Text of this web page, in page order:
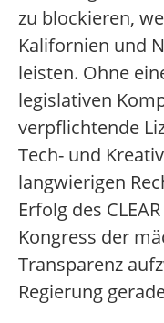
zu blockieren,
Kalifornien und
leisten. Ohne
legislativen
verpflichtende
Tech- und
langwierigen
Erfolg des
Kongress der
Transparenz
Regierung